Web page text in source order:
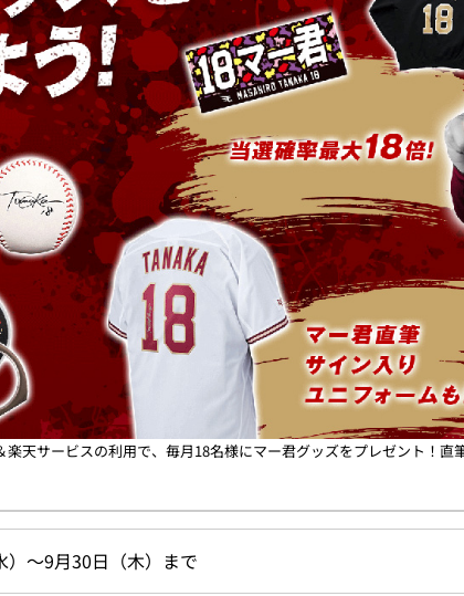
天サービスの利用で、毎月18名様にマー君グッズをプレゼント！直
）～9月30日（木）まで